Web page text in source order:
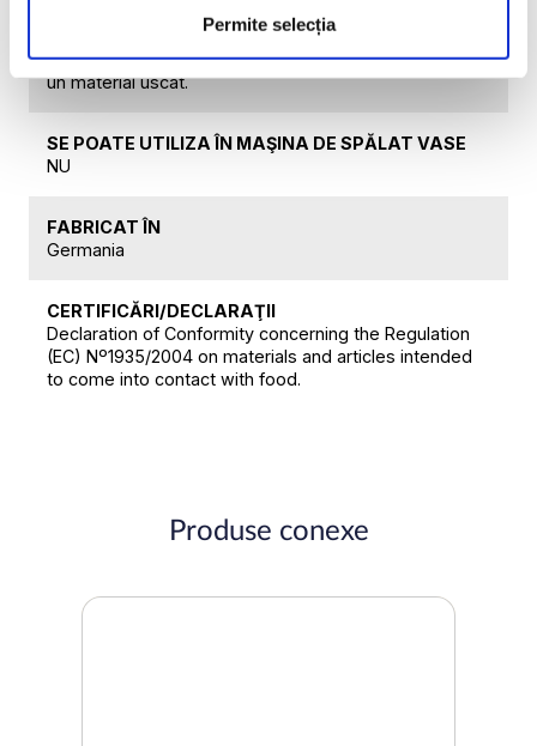
Permite selecția
CURĂŢARE ŞI ÎNTREŢINERE
Se recomandă curăţarea şi spălarea manuală a
cuţitelor. După utilizare, clătiţi cu apă caldă şi uscaţi cu
un material uscat.
SE POATE UTILIZA ÎN MAŞINA DE SPĂLAT VASE
NU
FABRICAT ÎN
Germania
CERTIFICĂRI/DECLARAŢII
Declaration of Conformity concerning the Regulation
(EC) Nº1935/2004 on materials and articles intended
to come into contact with food.
Produse conexe